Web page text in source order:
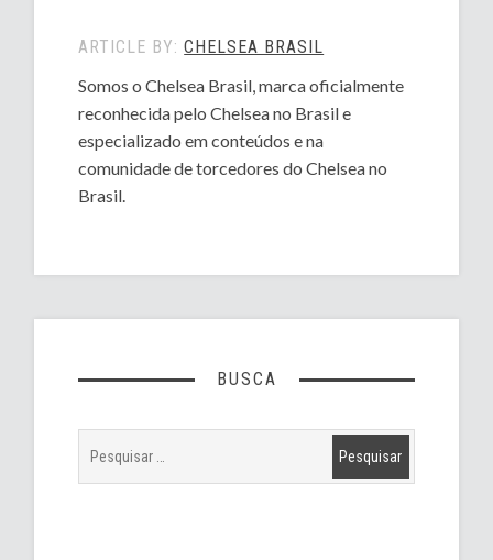
ARTICLE BY:CHELSEA BRASIL
Somos o Chelsea Brasil, marca oficialmente
reconhecida pelo Chelsea no Brasil e
especializado em conteúdos e na
comunidade de torcedores do Chelsea no
Brasil.
BUSCA